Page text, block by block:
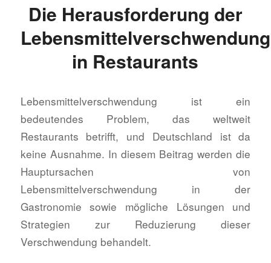
Die Herausforderung der
Lebensmittelverschwendung
in Restaurants
Lebensmittelverschwendung ist ein
bedeutendes Problem, das weltweit
Restaurants betrifft, und Deutschland ist da
keine Ausnahme. In diesem Beitrag werden die
Hauptursachen von
Lebensmittelverschwendung in der
Gastronomie sowie mögliche Lösungen und
Strategien zur Reduzierung dieser
Verschwendung behandelt.